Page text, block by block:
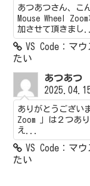
あつあつさん、こ
Mouse Wheel
加させて頂きまし
VS Code：マ
たい
あつあつ
ありがとうござい
Zoom 」は２つあ
え...
VS Code：マ
たい